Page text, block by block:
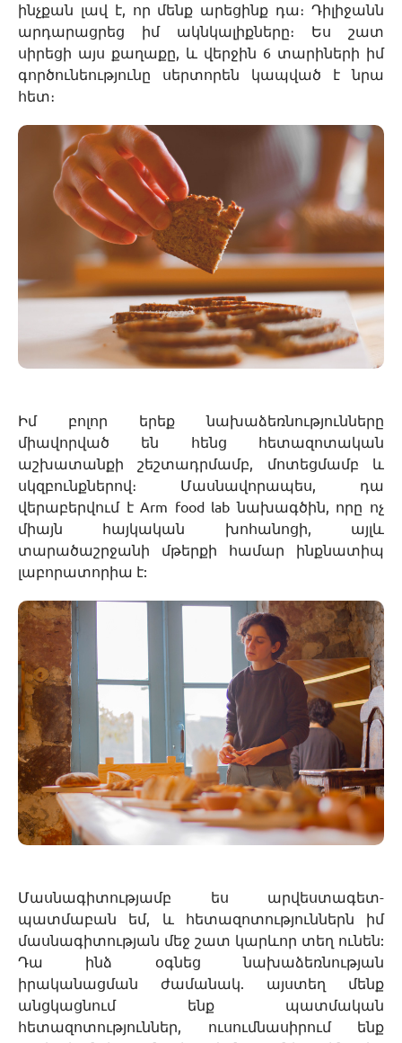
ինչքան լավ է, որ մենք արեցինք դա։ Դիլիջանն
արդարացրեց իմ ակնկալիքները։ Ես շատ
սիրեցի այս քաղաքը, և վերջին 6 տարիների իմ
գործունեությունը սերտորեն կապված է նրա
հետ։
Իմ բոլոր երեք նախաձեռնությունները
միավորված են հենց հետազոտական
աշխատանքի շեշտադրմամբ, մոտեցմամբ և
սկզբունքներով։ Մասնավորապես, դա
վերաբերվում է Arm food lab նախագծին, որը ոչ
միայն հայկական խոհանոցի, այլև
տարածաշրջանի մթերքի համար ինքնատիպ
լաբորատորիա է:
Մասնագիտությամբ ես արվեստագետ-
պատմաբան եմ, և հետազոտություններն իմ
մասնագիտության մեջ շատ կարևոր տեղ ունեն:
Դա ինձ օգնեց նախաձեռնության
իրականացման ժամանակ. այստեղ մենք
անցկացնում ենք պատմական
հետազոտություններ, ուսումնասիրում ենք